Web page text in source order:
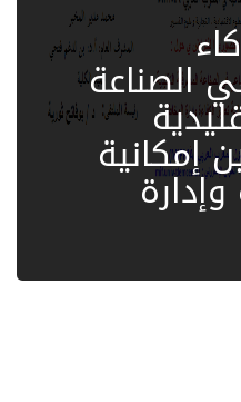
الصناعة
إمكانية